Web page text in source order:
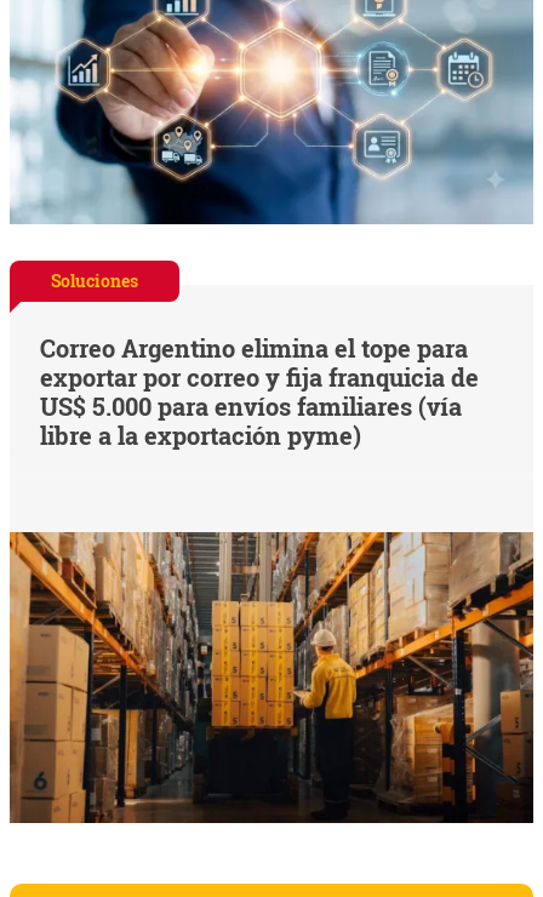
Soluciones
Correo Argentino elimina el tope para
exportar por correo y fija franquicia de
US$ 5.000 para envíos familiares (vía
libre a la exportación pyme)